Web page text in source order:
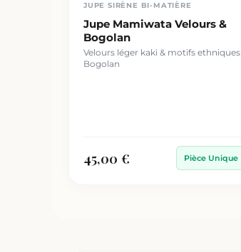
JUPE SIRÈNE BI-MATIÈRE
Jupe Mamiwata Velours &
Bogolan
Velours léger kaki & motifs ethniques
Bogolan
45,00 € Pièce Unique